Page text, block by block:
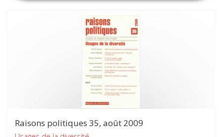
Raisons politiques 35, août 2009